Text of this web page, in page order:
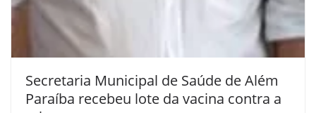
Secretaria Municipal de Saúde de Além
Paraíba recebeu lote da vacina contra a